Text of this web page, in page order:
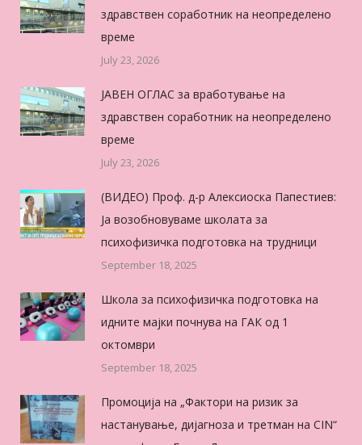
здравствен соработник на неопределено
време
July 23, 2026
ЈАВЕН ОГЛАС за вработување на
здравствен соработник на неопределено
време
July 23, 2026
(ВИДЕО) Проф. д-р Алексиоска Папестиев:
Ја возобновуваме школата за
психофизичка подготовка на трудници
September 18, 2025
Школа за психофизичка подготовка на
идните мајки почнува на ГАК од 1
октомври
September 18, 2025
Промоција на „Фактори на ризик за
настанување, дијагноза и третман на CIN“